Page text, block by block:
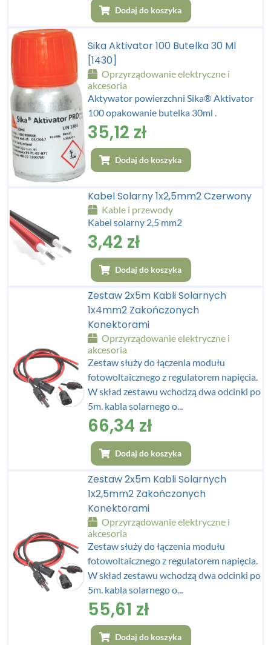
Dodaj do koszyka
Sika Aktivator 100 Butelka 30 Ml
[1430]
Oprzyrządowanie elektryczne i
akcesoria
Aktywator powierzchni Sika® Aktivator
100 opakowanie butelka 30ml .
35,12 zł
Dodaj do koszyka
Kabel Solarny 1x2,5mm2 Czerwony
Kable i przewody
Kabel solarny 2,5 mm2
3,42 zł
Dodaj do koszyka
Zestaw 2x5m Kabli Solarnych
1x4mm2 Zakończonych
Konektorami
Oprzyrządowanie elektryczne i
akcesoria
Zestaw służy do łączenia modułu
fotowoltaicznego z regulatorem napięcia.
W skład zestawu wchodzą dwa odcinki po
5m. kabla solarnego o...
66,34 zł
Dodaj do koszyka
Zestaw 2x5m Kabli Solarnych
1x2,5mm2 Zakończonych
Konektorami
Oprzyrządowanie elektryczne i
akcesoria
Zestaw służy do łączenia modułu
fotowoltaicznego z regulatorem napięcia.
W skład zestawu wchodzą dwa odcinki po
5m. kabla solarnego o...
55,61 zł
Dodaj do koszyka